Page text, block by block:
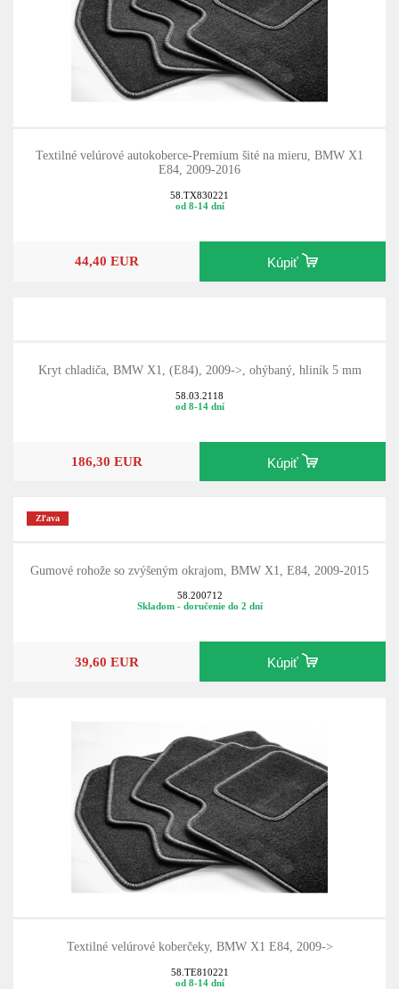
Textilné velúrové autokoberce-Premium šité na mieru, BMW X1
E84, 2009-2016
58.TX830221
od 8-14 dní
44,40 EUR Kúpiť
Kryt chladiča, BMW X1, (E84), 2009->, ohýbaný, hliník 5 mm
58.03.2118
od 8-14 dní
186,30 EUR Kúpiť
Zľava
Gumové rohože so zvýšeným okrajom, BMW X1, E84, 2009-2015
58.200712
Skladom - doručenie do 2 dní
39,60 EUR Kúpiť
Textilné velúrové koberčeky, BMW X1 E84, 2009->
58.TE810221
od 8-14 dní